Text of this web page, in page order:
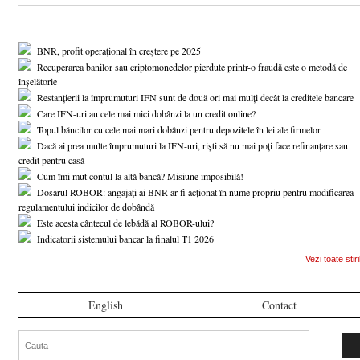
BNR, profit operațional în creștere pe 2025
Recuperarea banilor sau criptomonedelor pierdute printr-o fraudă este o metodă de
înșelătorie
Restanțierii la împrumuturi IFN sunt de două ori mai mulți decât la creditele bancare
Care IFN-uri au cele mai mici dobânzi la un credit online?
Topul băncilor cu cele mai mari dobânzi pentru depozitele în lei ale firmelor
Dacă ai prea multe împrumuturi la IFN-uri, riști să nu mai poți face refinanțare sau
credit pentru casă
Cum îmi mut contul la altă bancă? Misiune imposibilă!
Dosarul ROBOR: angajați ai BNR ar fi acționat în nume propriu pentru modificarea
regulamentului indicilor de dobândă
Este acesta cântecul de lebădă al ROBOR-ului?
Indicatorii sistemului bancar la finalul T1 2026
Vezi toate
English Contact